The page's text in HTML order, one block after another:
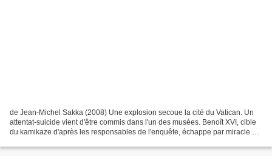
de Jean-Michel Sakka (2008) Une explosion secoue la cité du Vatican. Un
attentat-suicide vient d'être commis dans l'un des musées. Benoît XVI, cible
du kamikaze d'après les responsables de l'enquête, échappe par miracle à